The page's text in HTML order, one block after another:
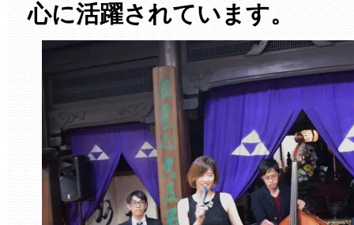
心に活躍されています。